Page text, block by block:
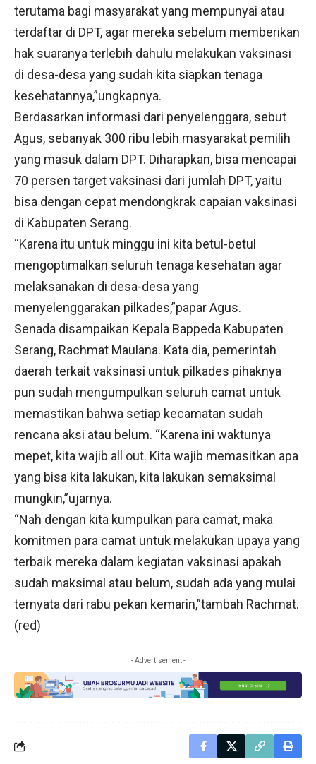
terutama bagi masyarakat yang mempunyai atau
terdaftar di DPT, agar mereka sebelum memberikan
hak suaranya terlebih dahulu melakukan vaksinasi
di desa-desa yang sudah kita siapkan tenaga
kesehatannya,”ungkapnya.
Berdasarkan informasi dari penyelenggara, sebut
Agus, sebanyak 300 ribu lebih masyarakat pemilih
yang masuk dalam DPT. Diharapkan, bisa mencapai
70 persen target vaksinasi dari jumlah DPT, yaitu
bisa dengan cepat mendongkrak capaian vaksinasi
di Kabupaten Serang.
“Karena itu untuk minggu ini kita betul-betul
mengoptimalkan seluruh tenaga kesehatan agar
melaksanakan di desa-desa yang
menyelenggarakan pilkades,”papar Agus.
Senada disampaikan Kepala Bappeda Kabupaten
Serang, Rachmat Maulana. Kata dia, pemerintah
daerah terkait vaksinasi untuk pilkades pihaknya
pun sudah mengumpulkan seluruh camat untuk
memastikan bahwa setiap kecamatan sudah
rencana aksi atau belum. “Karena ini waktunya
mepet, kita wajib all out. Kita wajib memasitkan apa
yang bisa kita lakukan, kita lakukan semaksimal
mungkin,”ujarnya.
“Nah dengan kita kumpulkan para camat, maka
komitmen para camat untuk melakukan upaya yang
terbaik mereka dalam kegiatan vaksinasi apakah
sudah maksimal atau belum, sudah ada yang mulai
ternyata dari rabu pekan kemarin,”tambah Rachmat.
(red)
- Advertisement -